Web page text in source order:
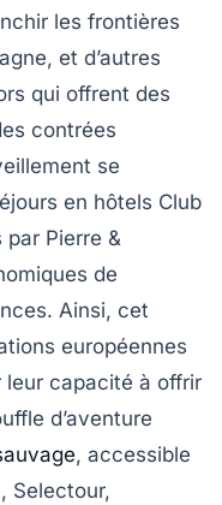
les frontières
et d’autres
qui offrent des
contrées
se
en hôtels Club
par Pierre &
de
Ainsi, cet
européennes
capacité à offrir
d’aventure
, accessible
Selectour,